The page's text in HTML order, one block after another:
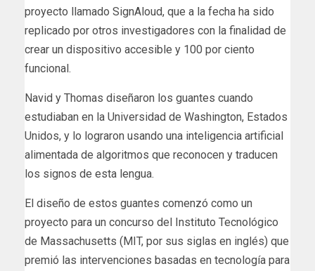
proyecto llamado SignAloud, que a la fecha ha sido
replicado por otros investigadores con la finalidad de
crear un dispositivo accesible y 100 por ciento
funcional.
Navid y Thomas diseñaron los guantes cuando
estudiaban en la Universidad de Washington, Estados
Unidos, y lo lograron usando una inteligencia artificial
alimentada de algoritmos que reconocen y traducen
los signos de esta lengua.
El diseño de estos guantes comenzó como un
proyecto para un concurso del Instituto Tecnológico
de Massachusetts (MIT, por sus siglas en inglés) que
premió las intervenciones basadas en tecnología para